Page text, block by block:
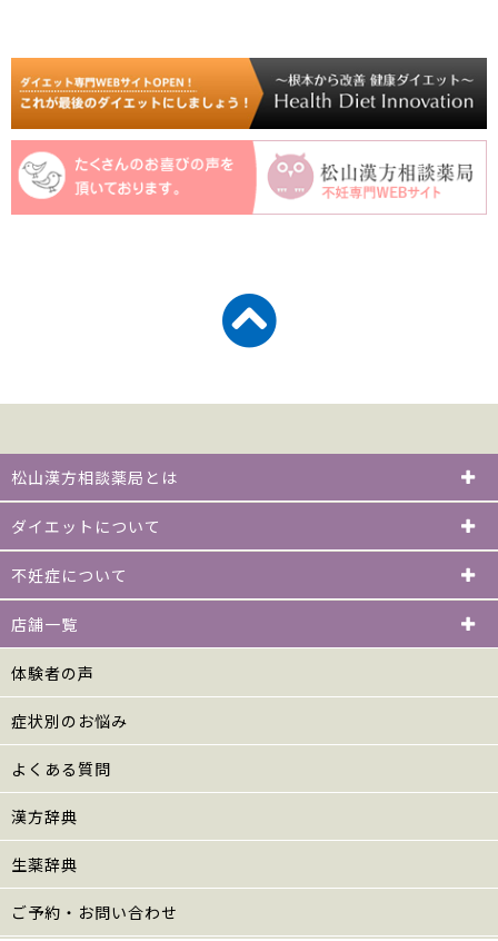
松山漢方相談薬局とは
ダイエットについて
不妊症について
店舗一覧
体験者の声
症状別のお悩み
よくある質問
漢方辞典
生薬辞典
ご予約・お問い合わせ